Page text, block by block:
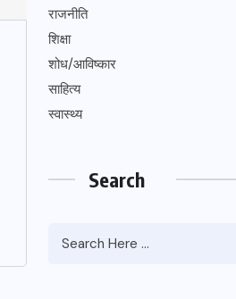
राजनीति
शिक्षा
शोध/आविष्कार
साहित्य
स्वास्थ्य
Search